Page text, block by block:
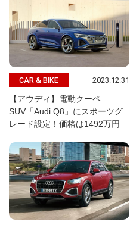
CAR & BIKE 2023.12.31
【アウディ】電動クーペ
SUV「Audi Q8」にスポーツグ
レード設定！価格は1492万円